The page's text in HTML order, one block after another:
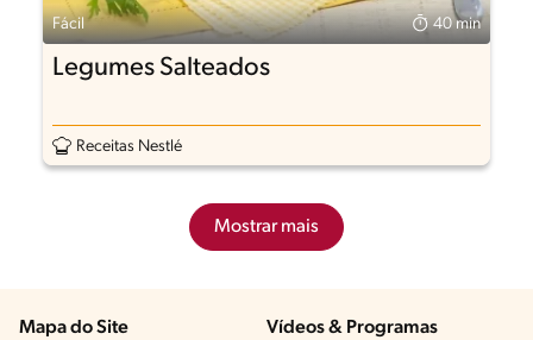
Fácil 40 min
Legumes Salteados
Receitas Nestlé
Mostrar mais
Mapa do Site Vídeos & Programas​